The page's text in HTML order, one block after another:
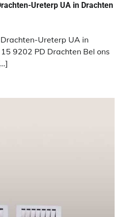
Ureterp UA in Drachten
Ureterp UA in
9202 PD Drachten Bel ons